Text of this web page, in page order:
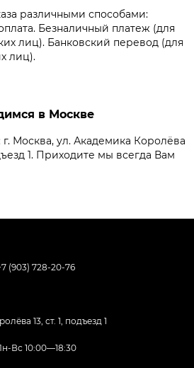
различными способами:
Безналичный платеж (для
лиц). Банковский перевод (для
лиц).
в Москве
Москва, ул. Академика Королёва
1. Приходите мы всегда Вам
(903) 728-20-76
13, ст. 1, подъезд 1
Вс 10:00—18:30